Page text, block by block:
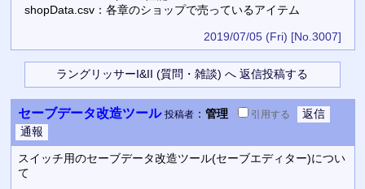
shopData.csv：各章のショップで売っているアイテム
2019/07/05 (Fri) [No.3007]
セーブデータ改造ツール 投稿者： 管理 引用する
スイッチ用のセーブデータ改造ツール(セーブエディター)につい
て